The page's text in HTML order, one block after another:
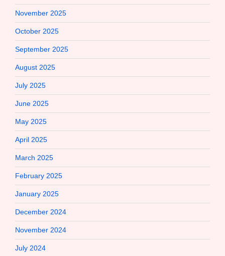
November 2025
October 2025
September 2025
August 2025
July 2025
June 2025
May 2025
April 2025
March 2025
February 2025
January 2025
December 2024
November 2024
July 2024